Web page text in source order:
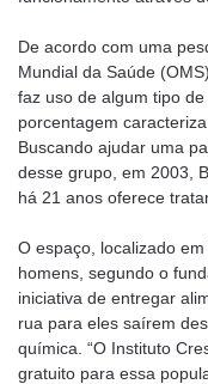
De acordo com uma
Mundial da Saúde
faz uso de algum tipo
porcentagem
Buscando ajudar uma
desse grupo, em 2003,
há 21 anos oferece
O espaço, localizado
homens, segundo o
iniciativa de entregar
rua para eles saírem
química. “O Instituto
gratuito para essa